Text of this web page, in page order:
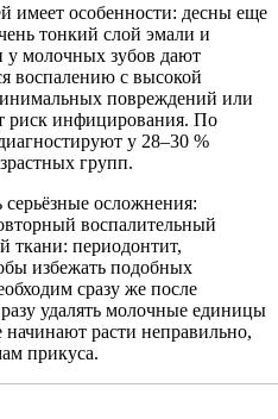
имеет особенности: десны еще
тонкий слой эмали и
у молочных зубов дают
воспалению с высокой
повреждений или
риск инфицирования. По
у 28–30 %
групп.
серьёзные осложнения:
воспалительный
ткани: периодонтит,
избежать подобных
сразу же после
удалять молочные единицы
начинают расти неправильно,
прикуса.